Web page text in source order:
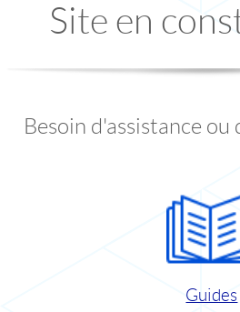
Site en
Besoin d'assistance
Guides